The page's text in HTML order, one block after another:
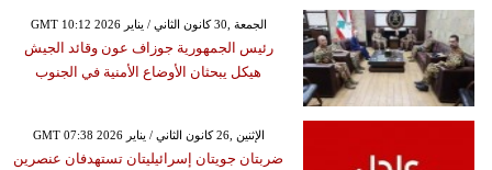
GMT 10:12 2026 الجمعة ,30 كانون الثاني / يناير
رئيس الجمهورية جوزاف عون وقائد الجيش
هيكل يبحثان الأوضاع الأمنية في الجنوب
GMT 07:38 2026 الإثنين ,26 كانون الثاني / يناير
ضربتان جويتان إسرائيليتان تستهدفان عنصرين